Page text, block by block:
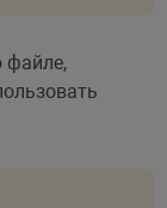
файле,